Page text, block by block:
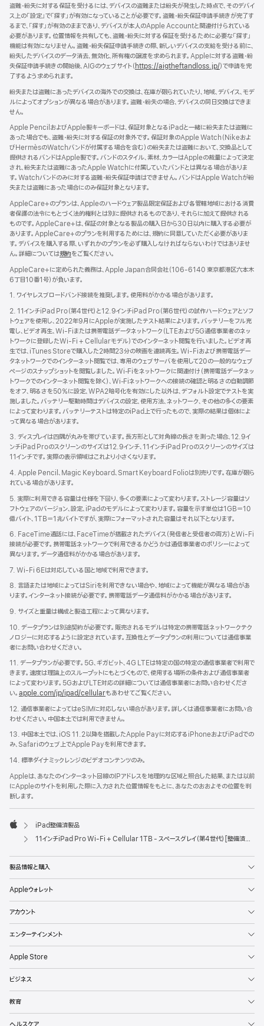
き
ま
す）
ウ
で
開
き
ま
す）
盗難・紛失に対する保証を受けるには、デバイスの盗難または紛失が発生した時点で、そのデバイ
ス上の「設定」で「探す」が有効になっていることが必要です。盗難・紛失保証申請手続きが完了す
るまで、「探す」が有効のままであり、デバイスが本人のApple Accountと関連付けられている
必要があります。位置情報を共有しても、盗難・紛失に対する保証を受けるために必要な「探す」
機能は有効になりません。盗難・紛失保証申請手続きの際、新しいデバイスの支給を受ける前に、
紛失したデバイスのデータ消去、無効化、所有権の譲渡を求められます。Appleに対する盗難・紛
失保証申請手続きの開始後、AIGのウェブサイト（ https://aigtheftandloss.jp/）で申請を完
了するよう求められます。
紛失または盗難にあったデバイスの海外での交換は、在庫が限られていたり、地域、デバイス、モデ
ルによってオプションが異なる場合があります。盗難・紛失の場合、デバイスの同日交換はできま
せん。
Apple PencilおよびApple製キーボードは、保証対象となるiPadと一緒に紛失または盗難に
あった場合でも、盗難・紛失に対する保証の対象外です。保証対象のApple Watch（Nikeおよ
びHermèsのWatchバンドが付属する場合を含む）の紛失または盗難において、交換品として
提供されるバンドはApple製です。バンドのスタイル、素材、カラーはAppleの裁量によって決定
され、紛失または盗難にあったApple Watchに付属していたバンドとは異なる場合がありま
す。Watchバンドのみに対する盗難・紛失保証申請はできません。バンドはApple Watchが紛
失または盗難にあった場合にのみ保証対象となります。
AppleCare+のプランは、Appleのハードウェア製品限定保証および各管轄地域における消費
者保護の法令にもとづく法的権利とは別に提供されるものであり、それらに加えて提供される
ものです。AppleCare+は、保証の対象となる製品の購入日から30日以内に購入する必要が
あります。AppleCare+のプランを利用するためには、規約に同意していただく必要がありま
す。デバイスを購入する際、いずれかのプランを必ず購入しなければならないわけではありませ
ん。詳細については規約（新
ウ
イ
ン
ウ
で
開
き
ま
す）
をご覧ください。
AppleCare+に定められた義務は、Apple Japan合同会社（106-6140 東京都港区六本木
6丁目10番1号）が負いま す 。
1. ワイヤレスブロードバンド接続を推奨します。使用料がかかる場合があります。
2. 11インチiPad Pro（第4世代）と12.9インチiPad Pro（第6世代）の試作ハードウェアとソフ
トウェアを使用し、2022年9月にAppleが実施したテスト結果によります。バッテリーをフル充
電し、ビデオ再生、Wi-Fiまたは携帯電話データネットワーク（LTEおよび5G通信事業者のネッ
トワークに登録したWi-Fi + Cellularモデル）でのインターネット閲覧を行いました。ビデオ再
生では、iTunes Storeで購入した2時間23分の映画を連続再生。Wi-Fiおよび携帯電話デー
タネットワークでのインターネット閲覧では、専用のウェブサーバを使用して20の一般的なウェブ
ページのスナップショットを閲覧しました。Wi‑Fiをネットワークに関連付け（携帯電話データネッ
トワークでのインターネット閲覧を除く）、Wi‑Fiネットワークへの接続の確認と明るさの自動調節
をオフ、明るさを50％に設定、WPA2暗号化を有効にした以外は、デフォルト設定でテストを実
施しました。バッテリー駆動時間はデバイスの設定、使用方法、ネットワーク、その他の多くの要素
によって変わります。バッテリーテストは特定のiPad上で行ったもので、実際の結果は個体によ
って異なる場合があります。
3. ディスプレイは四隅が丸みを帯びています。長方形として対角線の長さを測った場合、12.9イ
ンチiPad Proのスクリーンのサイズは12.9インチ、11インチiPad Proのスクリーンのサイズは
11インチです。実際の表示領域はこれより小さくなります。
4. Apple Pencil、Magic Keyboard、Smart Keyboard Folioは別売りです。在庫が限ら
れている場合があります。
5. 実際に利用できる容量は仕様を下回り、多くの要素によって変わります。ストレージ容量はソ
フトウェアのバージョン、設定、iPadのモデルによって変わります。容量を示す単位は1GB＝10
億バイト、1TB＝1兆バイトですが、実際にフォーマットされた容量はそれ以下となります。
6. FaceTime通話には、FaceTimeが搭載されたデバイス（発信者と受信者の両方）とWi-Fi
接続が必要です。携帯電話ネットワークで利用できるかどうかは通信事業者のポリシーによって
異なります。データ通信料がかかる場合があります。
7. Wi-Fi 6Eは対応している国と地域で利用できます。
8. 言語または地域によってはSiriを利用できない場合や、地域によって機能が異なる場合があ
ります。インターネット接続が必要です。携帯電話データ通信料がかかる場合があります。
9. サイズと重量は構成と製造工程によって異なります。
10. データプランは別途契約が必要です。販売されるモデルは特定の携帯電話ネットワークテク
ノロジーに対応するように設定されています。互換性とデータプランの利用については通信事業
者にお問い合わせください。
11. データプランが必要です。5G、ギガビット、4G LTEは特定の国の特定の通信事業者で利用で
きます。速度は理論上のスループットにもとづくもので、使用する場所の条件および通信事業者
によって変わります。5GおよびLTE対応の詳細については通信事業者にお問い合わせくださ
い。 apple.com/jp/ipad/cellularもあわせてご覧ください。
12. 通信事業者によってはeSIMに対応しない場合があります。詳しくは通信事業者にお問い合
わせください。中国本土では利用できません。
13. 中国本土では、iOS 11.2以降を搭載したApple Payに対応するiPhoneおよびiPadでの
み、Safariのウェブ上でApple Payを利用できます。
14. 標準ダイナミックレンジのビデオコンテンツのみ。
Appleは、あなたのインターネット回線のIPアドレスを地理的な区域と照合した結果、または以前
にAppleのサイトを利用した際に入力された位置情報をもとに、あなたのおおよその位置を判
断します。
iPad整備済製品
11インチiPad Pro Wi-Fi + Cellular 1TB - スペースグレイ（第4世代）[整備済製品]
製品情報と購入
Appleウォレット
アカウント
エンターテインメント
Apple Store
ビジネス
教育
ヘルスケア